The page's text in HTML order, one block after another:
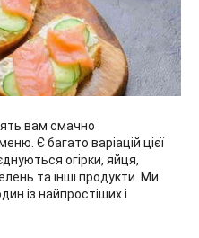
вам смачно
Є багато варіацій цієї
огірки, яйця,
та інші продукти. Ми
із найпростіших і